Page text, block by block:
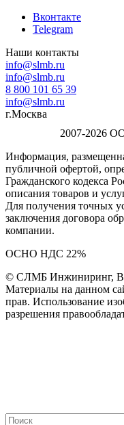
Вконтакте
Telegram
Наши контакты
info@slmb.ru
info@slmb.ru
8 800 101 65 39
info@slmb.ru
г.Москва
2007-2026
Информация,
публичной офертой,
Гражданского кодекса
описания товаров и
Для получения точных
заключения договора
компании.
ОСНО НДС 22%
© СЛМБ Инжиниринг,
Материалы на данном
прав. Использование
разрешения